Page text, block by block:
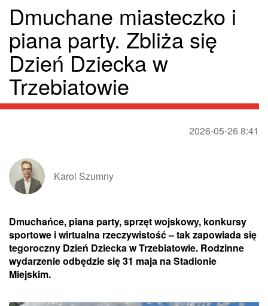
Dmuchane miasteczko i
piana party. Zbliża się
Dzień Dziecka w
Trzebiatowie
2026-05-26 8:41
Karol Szumny
Dmuchańce, piana party, sprzęt wojskowy, konkursy
sportowe i wirtualna rzeczywistość – tak zapowiada się
tegoroczny Dzień Dziecka w Trzebiatowie. Rodzinne
wydarzenie odbędzie się 31 maja na Stadionie
Miejskim.